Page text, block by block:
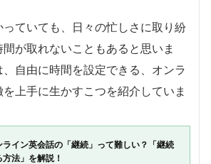
ていても、日々の忙しさに取り紛
が取れないこともあると思いま
自由に時間を設定できる、オンラ
上手に生かすこつを紹介していま
ライン英会話の「継続」って難しい？「継続
方法」を解説！